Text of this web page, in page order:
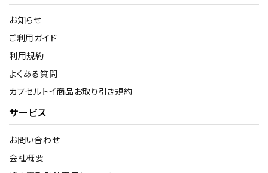
お知らせ
ご利用ガイド
利用規約
よくある質問
カプセルトイ商品お取り引き規約
サービス
お問い合わせ
会社概要